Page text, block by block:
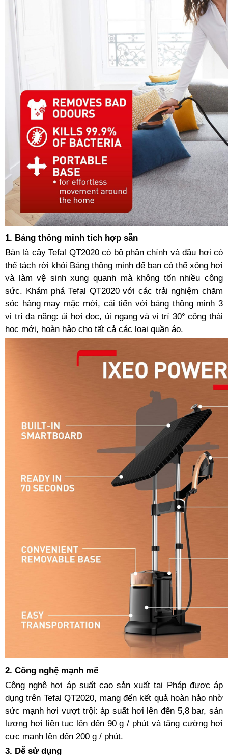
1. Bảng thông minh tích hợp sẵn
Bàn là cây Tefal QT2020 có bộ phận chính và đầu hơi có
thể tách rời khỏi Bảng thông minh để bạn có thể xông hơi
và làm vệ sinh xung quanh mà không tốn nhiều công
sức. Khám phá Tefal QT2020 với các trải nghiệm chăm
sóc hàng may mặc mới, cải tiến với bảng thông minh 3
vị trí đa năng: ủi hơi dọc, ủi ngang và vị trí 30° công thái
học mới, hoàn hảo cho tất cả các loại quần áo.
2. Công nghệ mạnh mẽ
Công nghệ hơi áp suất cao sản xuất tại Pháp được áp
dụng trên Tefal QT2020, mang đến kết quả hoàn hảo nhờ
sức mạnh hơi vượt trội: áp suất hơi lên đến 5,8 bar, sản
lượng hơi liên tục lên đến 90 g / phút và tăng cường hơi
cực mạnh lên đến 200 g / phút.
3. Dễ sử dụng